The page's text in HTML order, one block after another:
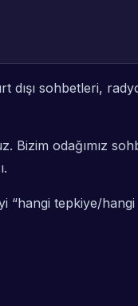
dışı sohbetleri,
Bizim odağımız
“hangi tepkiye/